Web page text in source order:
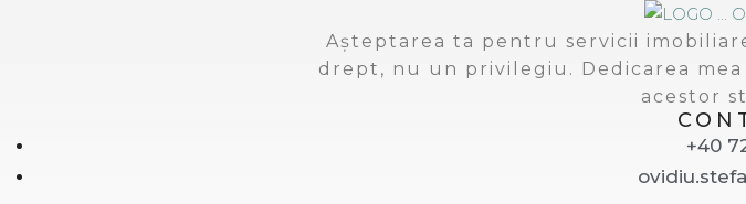
Așteptarea ta pentru servicii
drept, nu un privilegiu. Dedicarea
acestor
+40